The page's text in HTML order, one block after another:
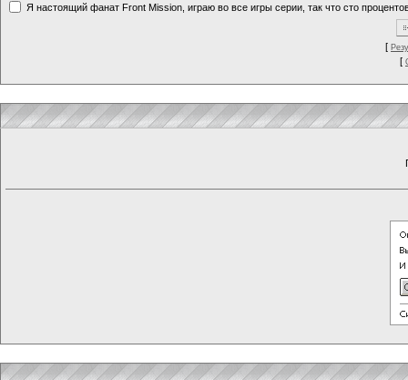
Я настоящий фанат Front Mission, играю во все игры серии, так что сто
[
[